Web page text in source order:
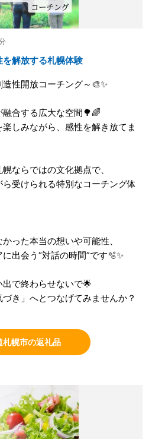
を解放する札幌体験
性開放コーチング～🎨✨
合する広大な空間🌳🌈
しみながら、感性を解き放てま
ならではの文化拠点で、
受けられる特別なコーチング体
った本当の想いや可能性、
出会う“対話の時間”です🫧✨
で終わらせないで🌟
き」へとつなげてみませんか？
札幌市の返礼品